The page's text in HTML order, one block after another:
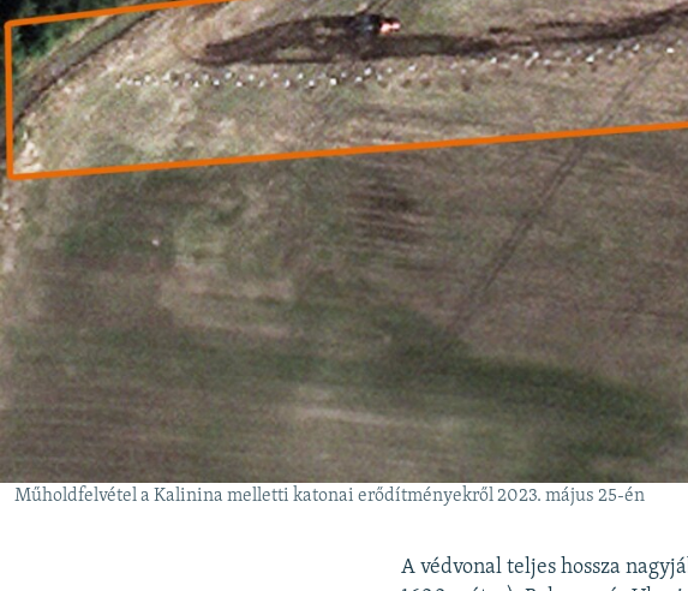
Műholdfelvétel a Kalinina melletti katonai erődítményekről 2023. május 25-én
A védvonal teljes hossza